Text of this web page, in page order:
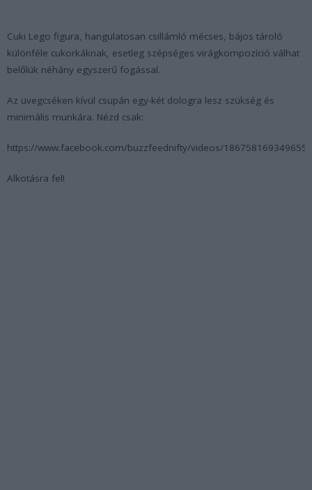
Cuki Lego figura, hangulatosan csillámló mécses, bájos tároló
különféle cukorkáknak, esetleg szépséges virágkompozíció válhat
belőlük néhány egyszerű fogással.
Az üvegcséken kívül csupán egy-két dologra lesz szükség és
minimális munkára. Nézd csak:
https://www.facebook.com/buzzfeednifty/videos/
Alkotásra fel!